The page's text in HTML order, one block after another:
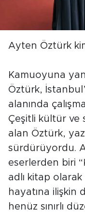
Ayten Öztürk
Kamuoyuna
Öztürk,
alanında
Çeşitli kültür ve
alan Öztürk,
sürdürüyordu.
eserlerden biri
adlı kitap
hayatına ilişkin
henüz sınırlı